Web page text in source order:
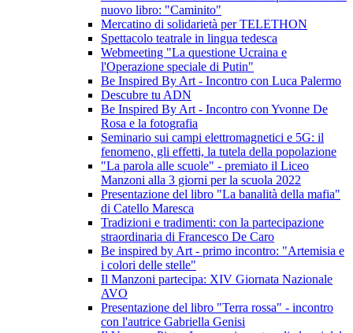
nuovo libro: "Caminito"
Mercatino di solidarietà per TELETHON
Spettacolo teatrale in lingua tedesca
Webmeeting "La questione Ucraina e
l'Operazione speciale di Putin"
Be Inspired By Art - Incontro con Luca Palermo
Descubre tu ADN
Be Inspired By Art - Incontro con Yvonne De
Rosa e la fotografia
Seminario sui campi elettromagnetici e 5G: il
fenomeno, gli effetti, la tutela della popolazione
"La parola alle scuole" - premiato il Liceo
Manzoni alla 3 giorni per la scuola 2022
Presentazione del libro "La banalità della mafia"
di Catello Maresca
Tradizioni e tradimenti: con la partecipazione
straordinaria di Francesco De Caro
Be inspired by Art - primo incontro: "Artemisia e
i colori delle stelle"
Il Manzoni partecipa: XIV Giornata Nazionale
AVO
Presentazione del libro "Terra rossa" - incontro
con l'autrice Gabriella Genisi